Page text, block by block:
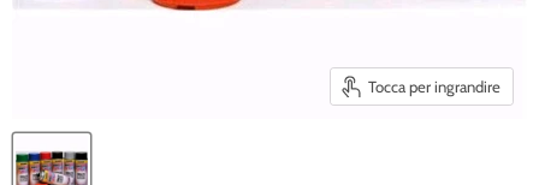
Tocca per ingrandire